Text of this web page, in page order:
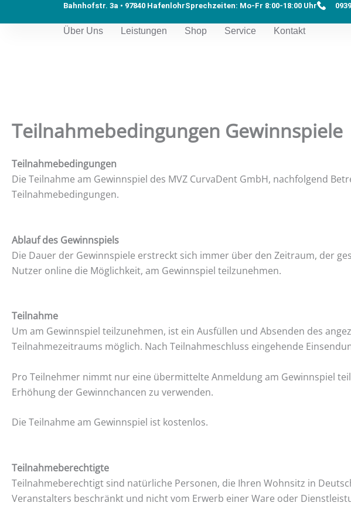
Inhalt
Bahnhofstr. 3a • 97840 HafenlohrSprechzeiten: Mo-Fr 8:00-18:00 Uhr
Über Uns Leistungen Shop Service Kontakt
Teilnahmebedingungen Gewinnspiele
Teilnahmebedingungen
Die Teilnahme am Gewinnspiel des MVZ CurvaDent GmbH, nachfolgend
Teilnahmebedingungen.
Ablauf des Gewinnspiels
Die Dauer der Gewinnspiele erstreckt sich immer über den Zeitraum, der
Nutzer online die Möglichkeit, am Gewinnspiel teilzunehmen.
Teilnahme
Um am Gewinnspiel teilzunehmen, ist ein Ausfüllen und Absenden des
Teilnahmezeitraums möglich. Nach Teilnahmeschluss eingehende
Pro Teilnehmer nimmt nur eine übermittelte Anmeldung am Gewinnspiel
Erhöhung der Gewinnchancen zu verwenden.
Die Teilnahme am Gewinnspiel ist kostenlos.
Teilnahmeberechtigte
Teilnahmeberechtigt sind natürliche Personen, die Ihren Wohnsitz in
Veranstalters beschränkt und nicht vom Erwerb einer Ware oder